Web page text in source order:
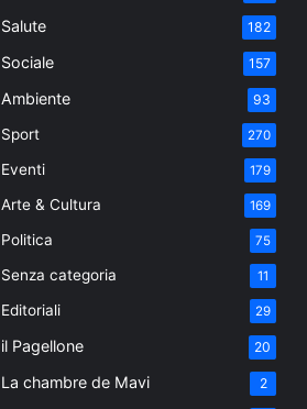
Salute 182
Sociale 157
Ambiente 93
Sport 270
Eventi 179
Arte & Cultura 169
Politica 75
Senza categoria 11
Editoriali 29
il Pagellone 20
La chambre de Mavi 2